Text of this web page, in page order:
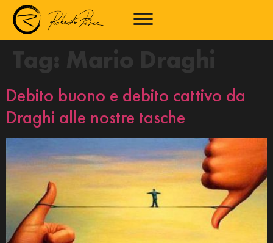
Tag: Mario Draghi
Debito buono e debito cattivo da
Draghi alle nostre tasche